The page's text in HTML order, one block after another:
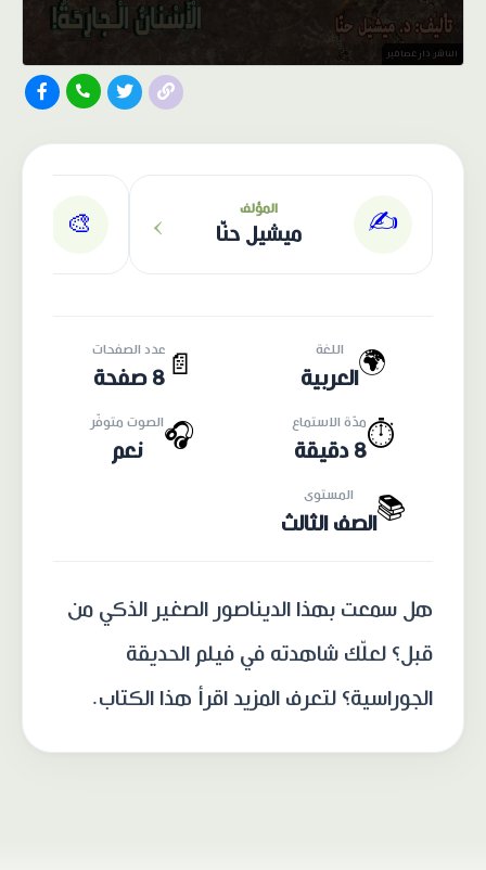
الناشر: دار عصافير
✍️ المؤلف
ميشيل حنّا ›
🎨
🌍 اللغة
العربية 📄
عدد الصفحات
8 صفحة
⏱️مدّة الاستماع
8 دقيقة
🎧الصوت متوفّر
نعم
📚 المستوى
الصف الثالث
هل سمعت بهذا الديناصور الصغير الذكي من
قبل؟ لعلّك شاهدته في فيلم الحديقة
الجوراسية؟ لتعرف المزيد اقرأ هذا الكتاب.